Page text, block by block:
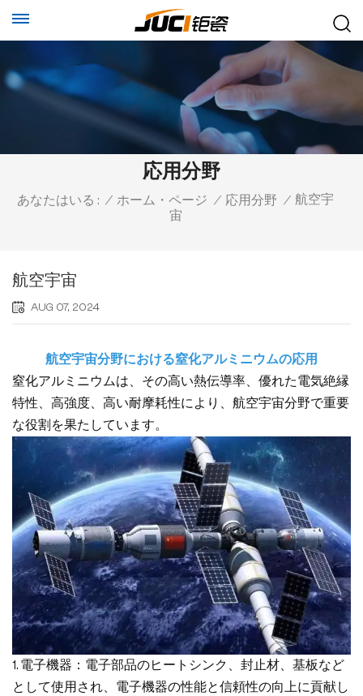
応用分野
あなたはいる : / ホーム・ページ / 応用分野 / 航空宇
宙
航空宇宙
AUG 07, 2024
航空宇宙分野における窒化アルミニウムの応用
窒化アルミニウムは、その高い熱伝導率、優れた電気絶縁
特性、高強度、高い耐摩耗性により、航空宇宙分野で重要
な役割を果たしています。
1. 電子機器：電子部品のヒートシンク、封止材、基板など
として使用され、電子機器の性能と信頼性の向上に貢献し